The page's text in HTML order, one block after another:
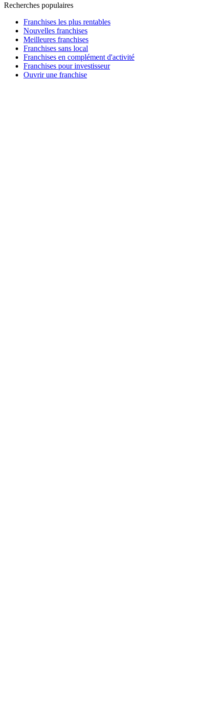
Recherches populaires
Franchises les plus rentables
Nouvelles franchises
Meilleures franchises
Franchises sans local
Franchises en complément d'activité
Franchises pour investisseur
Ouvrir une franchise